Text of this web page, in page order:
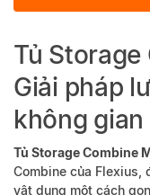
Tủ
Giải pháp
không
Tủ Storage Combine
Combine của Flexius,
vật dụng một cách